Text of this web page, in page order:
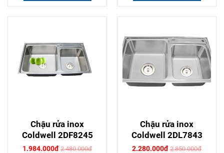
Chậu rửa inox
Coldwell 2DF8245
1.984.000đ 2.480.000đ
Chậu rửa inox
Coldwell 2DL7843
2.280.000đ 2.850.000đ